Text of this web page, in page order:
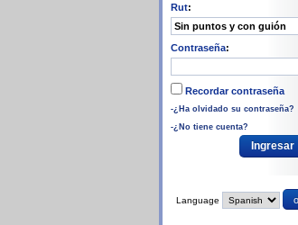
Rut:
Contraseña:
Recordar contraseña
-¿Ha olvidado su contraseña?
-¿No tiene cuenta?
Language